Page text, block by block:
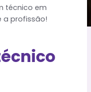
técnico em
a profissão!